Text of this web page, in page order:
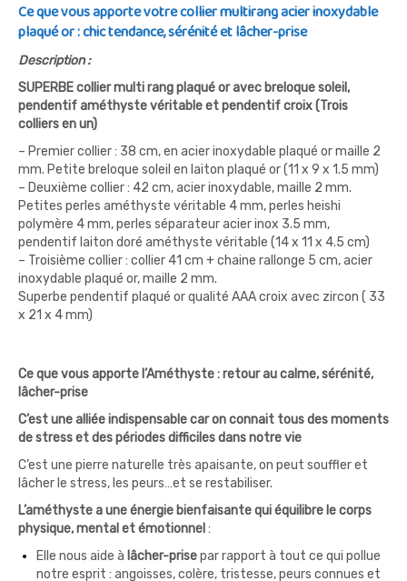
Ce que vous apporte votre collier multirang acier inoxydable
plaqué or : chic tendance, sérénité et lâcher-prise
Description :
SUPERBE collier multi rang plaqué or avec breloque soleil,
pendentif améthyste véritable et pendentif croix (Trois
colliers en un)
– Premier collier : 38 cm, en acier inoxydable plaqué or maille 2
mm. Petite breloque soleil en laiton plaqué or (11 x 9 x 1.5 mm)
– Deuxième collier : 42 cm, acier inoxydable, maille 2 mm.
Petites perles améthyste véritable 4 mm, perles heishi
polymère 4 mm, perles séparateur acier inox 3.5 mm,
pendentif laiton doré améthyste véritable (14 x 11 x 4.5 cm)
– Troisième collier : collier 41 cm + chaine rallonge 5 cm, acier
inoxydable plaqué or, maille 2 mm.
Superbe pendentif plaqué or qualité AAA croix avec zircon ( 33
x 21 x 4 mm)
Ce que vous apporte l’Améthyste : retour au calme, sérénité,
lâcher-prise
C’est une alliée indispensable car on connait tous des moments
de stress et des périodes difficiles dans notre vie
C’est une pierre naturelle très apaisante, on peut souffler et
lâcher le stress, les peurs…et se restabiliser.
L’améthyste a une énergie bienfaisante qui équilibre le corps
physique, mental et émotionnel :
Elle nous aide à lâcher-prisepar rapport à tout ce qui pollue
notre esprit : angoisses, colère, tristesse, peurs connues et